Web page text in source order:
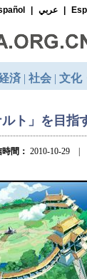
ト」を目指
間： 2010-10-29 |